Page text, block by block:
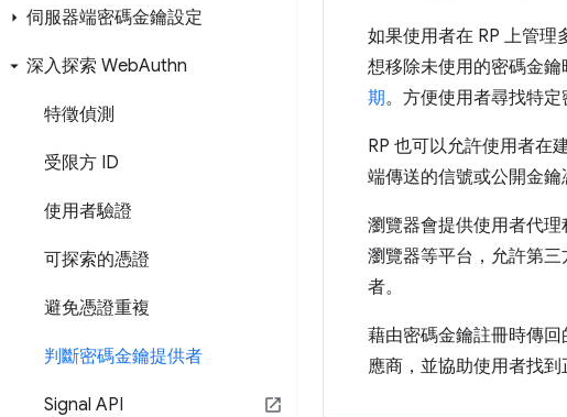
伺服器端密碼金鑰設定
深入探索 WebAuthn
特徵偵測
受限方 ID
使用者驗證
可探索的憑證
避免憑證重複
判斷密碼金鑰提供者
Signal API
如果使用者在 RP 上管
想移除未使用的密碼金
期。方便使用者尋找特定
RP 也可以允許使用者在
端傳送的信號或公開金鑰
瀏覽器會提供使用者代
瀏覽器等平台，允許第
者。
藉由密碼金鑰註冊時傳
應商，並協助使用者找到